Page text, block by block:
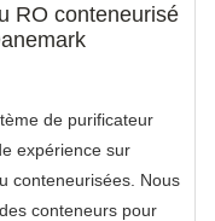
RO conteneurisé
de purificateur
expérience sur
conteneurisées. Nous
conteneurs pour